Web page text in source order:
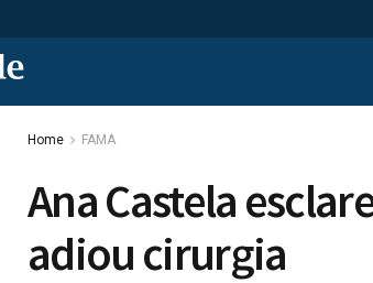
Home FAMA
Ana Castela
adiou cirurgia